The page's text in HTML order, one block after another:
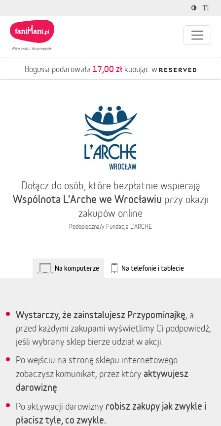
Bogusia podarowała 17,00 zł kupując w
Dołącz do osób, które bezpłatnie wspierają
Wspólnota L'Arche we Wrocławiu przy okazji
zakupów online
Podopieczna/y Fundacja L'ARCHE
Na komputerze Na telefonie i tablecie
Wystarczy, że zainstalujesz Przypominajkę, a
przed każdymi zakupami wyświetlimy Ci podpowiedź,
jeśli wybrany sklep bierze udział w akcji.
Po wejściu na stronę sklepu internetowego
zobaczysz komunikat, przez który aktywujesz
darowiznę
Po aktywacji darowizny robisz zakupy jak zwykle i
płacisz tyle, co zwykle.